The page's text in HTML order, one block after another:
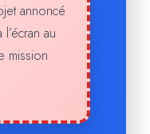
annoncé
au
mission